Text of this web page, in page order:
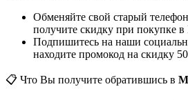
Обменяйте свой старый
получите скидку при покупке
Подпишитесь на наши
находите промокод на скидку
📋 Что Вы получите обратившись в